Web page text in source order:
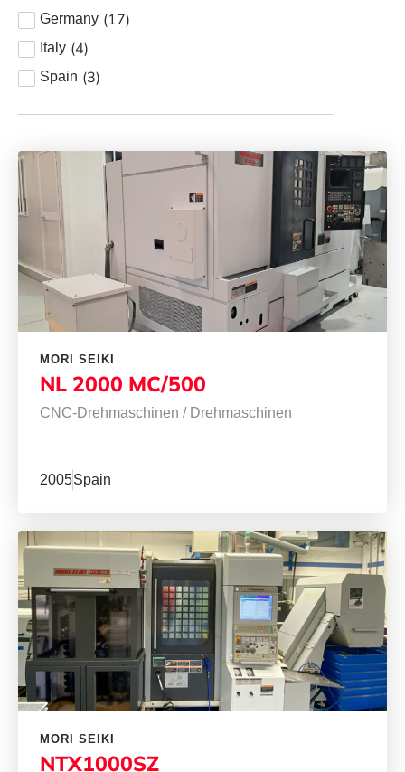
Germany (17)
Italy (4)
Spain (3)
MORI SEIKI
NL 2000 MC/500
CNC-Drehmaschinen / Drehmaschinen
2005Spain
MORI SEIKI
NTX1000SZ